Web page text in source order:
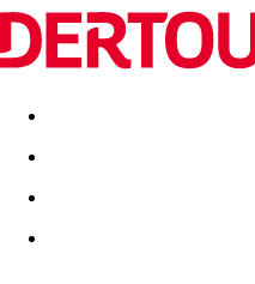
Destinatii Vacanta perfecta